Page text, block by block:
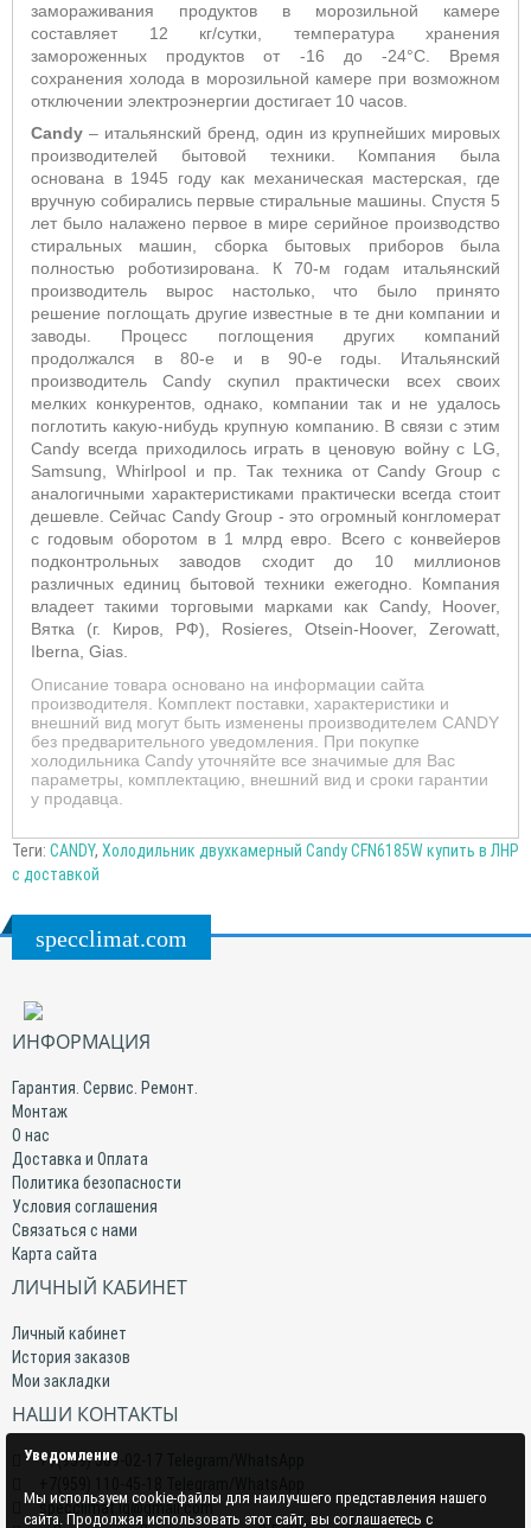
замораживания продуктов в морозильной камере
составляет 12 кг/сутки, температура хранения
замороженных продуктов от -16 до -24°С. Время
сохранения холода в морозильной камере при возможном
отключении электроэнергии достигает 10 часов.
Candy – итальянский бренд, один из крупнейших мировых
производителей бытовой техники. Компания была
основана в 1945 году как механическая мастерская, где
вручную собирались первые стиральные машины. Спустя 5
лет было налажено первое в мире серийное производство
стиральных машин, сборка бытовых приборов была
полностью роботизирована. К 70-м годам итальянский
производитель вырос настолько, что было принято
решение поглощать другие известные в те дни компании и
заводы. Процесс поглощения других компаний
продолжался в 80-е и в 90-е годы. Итальянский
производитель Candy скупил практически всех своих
мелких конкурентов, однако, компании так и не удалось
поглотить какую-нибудь крупную компанию. В связи с этим
Candy всегда приходилось играть в ценовую войну с LG,
Samsung, Whirlpool и пр. Так техника от Candy Group с
аналогичными характеристиками практически всегда стоит
дешевле. Сейчас Candy Group - это огромный конгломерат
с годовым оборотом в 1 млрд евро. Всего с конвейеров
подконтрольных заводов сходит до 10 миллионов
различных единиц бытовой техники ежегодно. Компания
владеет такими торговыми марками как Candy, Hoover,
Вятка (г. Киров, РФ), Rosieres, Otsein-Hoover, Zerowatt,
Iberna, Gias.
Описание товара основано на информации сайта
производителя. Комплект поставки, характеристики и
внешний вид могут быть изменены производителем CANDY
без предварительного уведомления. При покупке
холодильника Candy уточняйте все значимые для Вас
параметры, комплектацию, внешний вид и сроки гарантии
у продавца.
Теги: CANDY, Холодильник двухкамерный Candy CFN6185W купить в ЛНР
с доставкой
specclimat.com
ИНФОРМАЦИЯ
Гарантия. Сервис. Ремонт.
Монтаж
О нас
Доставка и Оплата
Политика безопасности
Условия соглашения
Связаться с нами
Карта сайта
ЛИЧНЫЙ КАБИНЕТ
Личный кабинет
История заказов
Мои закладки
НАШИ КОНТАКТЫ
+7(959) 509-02-17 Telegram/WhatsApp
specclimat.lg@gmail.com
Уведомление
Мы используем cookie-файлы для наилучшего представления нашего
сайта. Продолжая использовать этот сайт, вы соглашаетесь с